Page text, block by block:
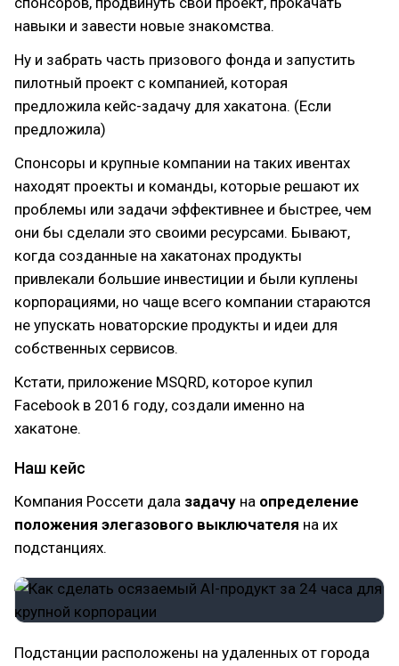
навыки и завести новые знакомства.
Ну и забрать часть призового фонда и запустить
пилотный проект с компанией, которая
предложила кейс-задачу для хакатона. (Если
предложила)
Спонсоры и крупные компании на таких ивентах
находят проекты и команды, которые решают их
проблемы или задачи эффективнее и быстрее, чем
они бы сделали это своими ресурсами. Бывают,
когда созданные на хакатонах продукты
привлекали большие инвестиции и были куплены
корпорациями, но чаще всего компании стараются
не упускать новаторские продукты и идеи для
собственных сервисов.
Кстати, приложение MSQRD, которое купил
Facebook в 2016 году, создали именно на
хакатоне.
Наш кейс
Компания Россети дала задачу на определение
положения элегазового выключателя на их
подстанциях.
Подстанции расположены на удаленных от города